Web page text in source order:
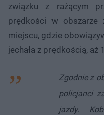
związku z rażącym
prędkości w obszarze
miejscu, gdzie
jechała z prędkością, aż
Zgodnie z
policjanci
jazdy.